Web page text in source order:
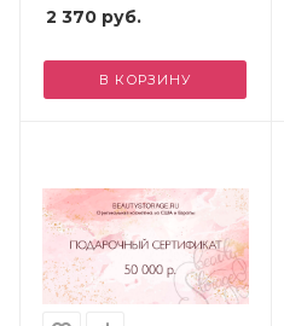
2 370 руб.
В КОРЗИНУ